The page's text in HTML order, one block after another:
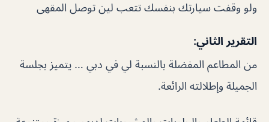
ولو وقفت سيارتك بنفسك تتعب لين توصل المقهى
التقرير الثاني:
من المطاعم المفضلة بالنسبة لي في دبي … يتميز بجلسة
الجميلة وإطلالته الرائعة.